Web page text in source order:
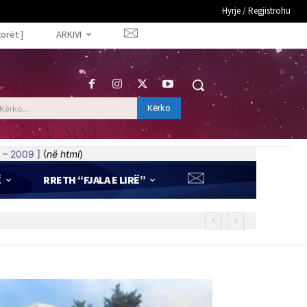
Hyrje / Regjistrohu
] ARKIVI
Kërko... Kërko
2009 ] (në html)
RRETH “FJALA E LIRË”